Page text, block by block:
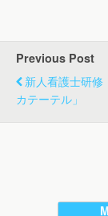
Previous Post
新人看護士研修
カテーテル」